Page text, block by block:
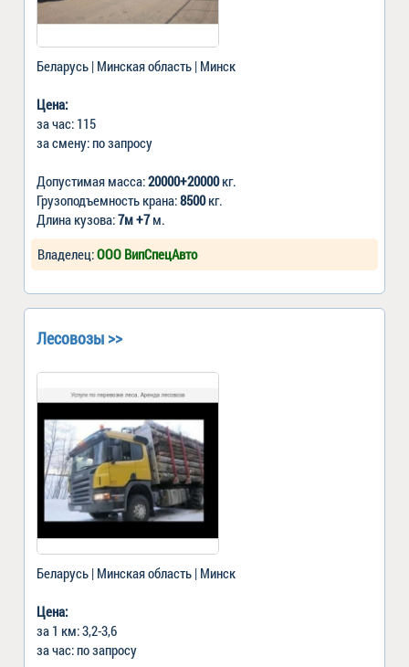
Беларусь | Минская область | Минск
Цена:
за час: 115
за смену: по запросу
Допустимая масса:20000+20000кг.
Грузоподъемность крана:8500кг.
Длина кузова:7м +7м.
Владелец:ООО ВипСпецАвто
Лесовозы >>
Беларусь | Минская область | Минск
Цена:
за 1 км: 3,2-3,6
за час: по запросу